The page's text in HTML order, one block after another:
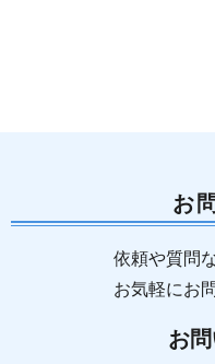
お
依頼や質問
お気軽にお
お